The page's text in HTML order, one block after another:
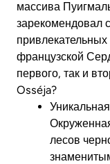
массива
зарекомендовал
французской
первого, так и
Osséja?
лесов